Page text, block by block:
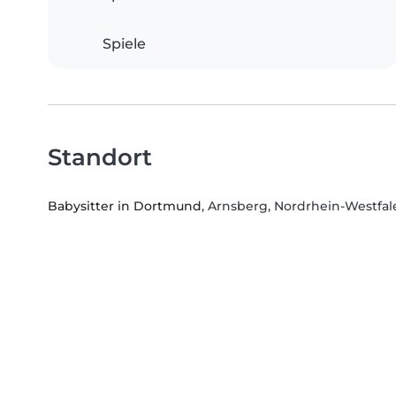
Spiele
Standort
Babysitter in Dortmund, Arnsberg, Nordrhein-